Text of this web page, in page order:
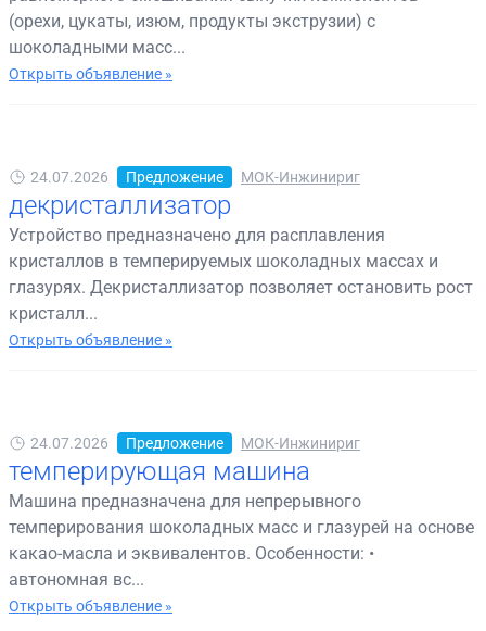
(орехи, цукаты, изюм, продукты экструзии) с
шоколадными масс...
Открыть объявление »
24.07.2026 Предложение МОК-Инжинириг
декристаллизатор
Устройство предназначено для расплавления
кристаллов в темперируемых шоколадных массах и
глазурях. Декристаллизатор позволяет остановить рост
кристалл...
Открыть объявление »
24.07.2026 Предложение МОК-Инжинириг
темперирующая машина
Машина предназначена для непрерывного
темперирования шоколадных масс и глазурей на основе
какао-масла и эквивалентов. Особенности: •
автономная вс...
Открыть объявление »